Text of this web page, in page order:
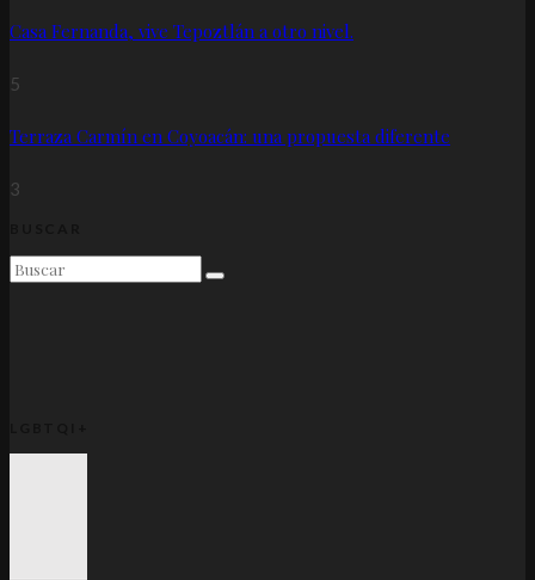
Casa Fernanda, vive Tepoztlán a otro nivel.
5
Terraza Carmín en Coyoacán: una propuesta diferente
3